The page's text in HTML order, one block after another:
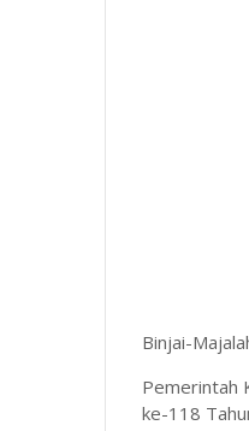
Binjai-
Pemerintah
ke-118